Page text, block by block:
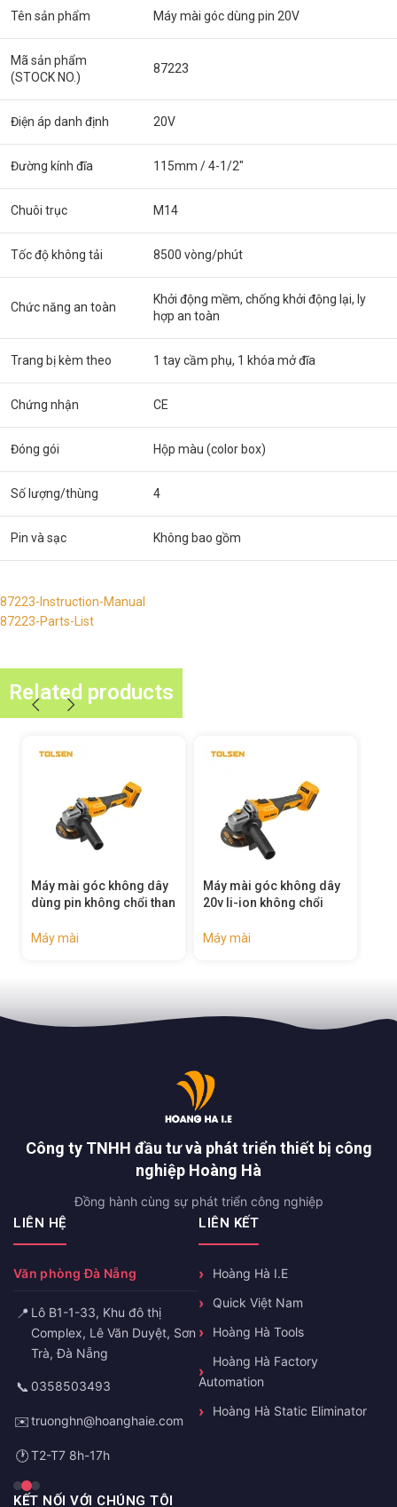
Tên sản phẩm Máy mài góc dùng pin 20V
Mã sản phẩm
(STOCK NO.)
87223
Điện áp danh định 20V
Đường kính đĩa 115mm / 4-1/2″
Chuôi trục M14
Tốc độ không tải 8500 vòng/phút
Chức năng an toàn
Khởi động mềm, chống khởi động lại, ly
hợp an toàn
Trang bị kèm theo 1 tay cầm phụ, 1 khóa mở đĩa
Chứng nhận CE
Đóng gói Hộp màu (color box)
Số lượng/thùng 4
Pin và sạc Không bao gồm
87223-Instruction-Manual
87223-Parts-List
Related products
Máy mài góc không dây
20v li-ion không chổi
87274
Máy mài
Máy mài góc pin li-ion
không dây 20v (dành cho
87417
Máy mài
Công ty TNHH đầu tư và phát triển thiết bị công
nghiệp Hoàng Hà
Đồng hành cùng sự phát triển công nghiệp
LIÊN HỆ
Văn phòng Đà Nẵng
📍 Lô B1-1-33, Khu đô thị
Complex, Lê Văn Duyệt, Sơn
Trà, Đà Nẵng
📞 0358503493
✉️truonghn@hoanghaie.com
🕐T2-T7 8h-17h
LIÊN KẾT
Hoàng Hà I.E
Quick Việt Nam
Hoàng Hà Tools
Hoàng Hà Factory
Automation
Hoàng Hà Static Eliminator
KẾT NỐI VỚI CHÚNG TÔI